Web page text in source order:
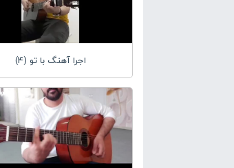
اجرا آهنگ با تو (4)